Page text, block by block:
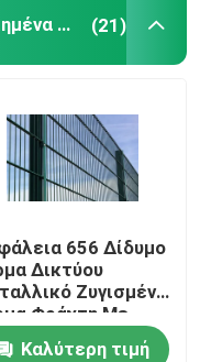
Δύο συρματόσχοινα συγκολλημένα φράχτη (21)
656 Δίδυμο
Δικτύου
Ζυγισμένο
Φράχτη Με
Στύλο
Καλύτερη τιμή